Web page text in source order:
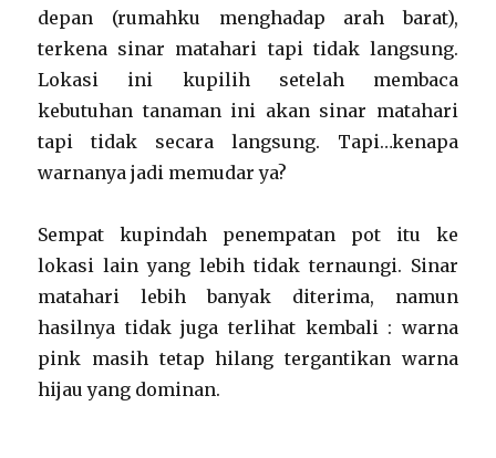
depan (rumahku menghadap arah barat),
terkena sinar matahari tapi tidak langsung.
Lokasi ini kupilih setelah membaca
kebutuhan tanaman ini akan sinar matahari
tapi tidak secara langsung. Tapi…kenapa
warnanya jadi memudar ya?
Sempat kupindah penempatan pot itu ke
lokasi lain yang lebih tidak ternaungi. Sinar
matahari lebih banyak diterima, namun
hasilnya tidak juga terlihat kembali : warna
pink masih tetap hilang tergantikan warna
hijau yang dominan.